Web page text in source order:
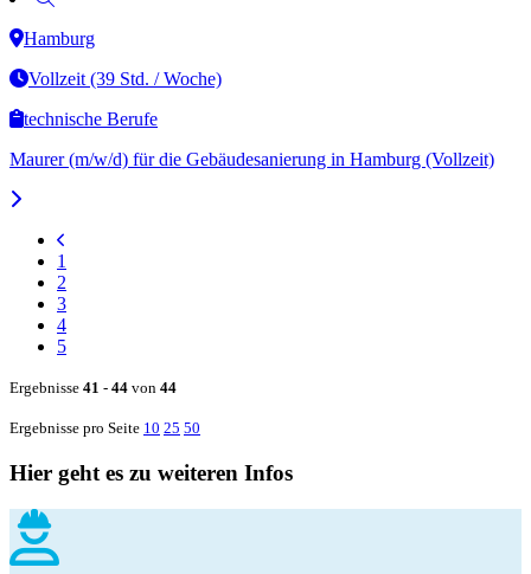
Hamburg
Vollzeit (39 Std. / Woche)
technische Berufe
Maurer (m/w/d) für die Gebäudesanierung in Hamburg (Vollzeit)
1
2
3
4
5
Ergebnisse 41 - 44 von 44
Ergebnisse pro Seite 10 25 50
Hier geht es zu weiteren Infos